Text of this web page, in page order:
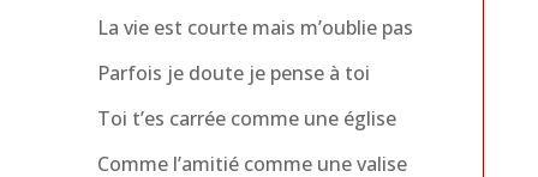
La vie est courte mais m’oublie pas
Parfois je doute je pense à toi
Toi t’es carrée comme une église
Comme l’amitié comme une valise